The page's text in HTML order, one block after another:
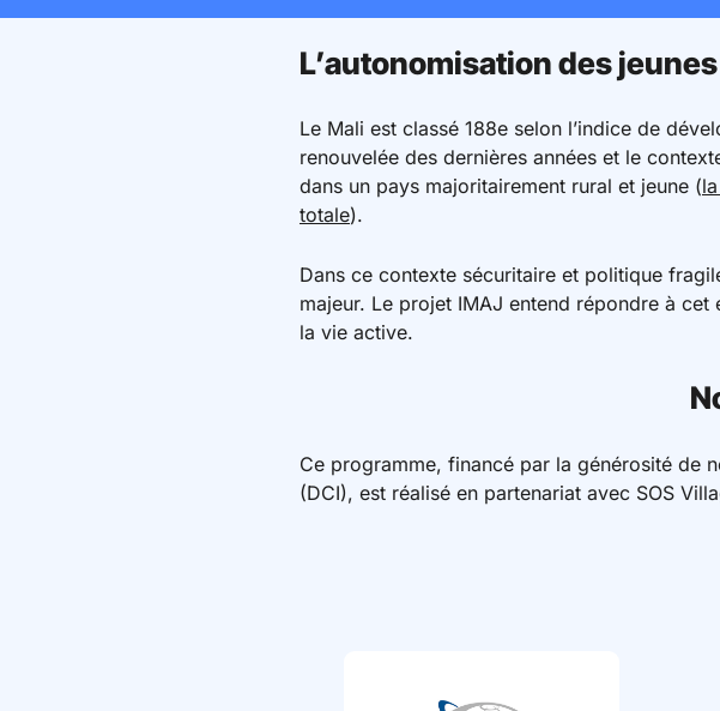
L’autonomisation des
Le Mali est classé 188e selon l’indice de
renouvelée des dernières années et le
dans un pays majoritairement rural et jeune (
totale).
Dans ce contexte sécuritaire et politique
majeur. Le projet IMAJ entend répondre à
la vie active.
Ce programme, financé par la générosité de
(DCI), est réalisé en partenariat avec SOS